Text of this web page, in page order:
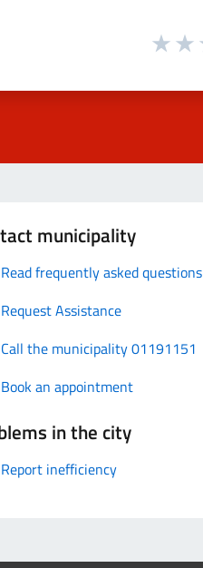
municipality
Read frequently asked questions
Request Assistance
Call the municipality 01191151
Book an appointment
in the city
Report inefficiency